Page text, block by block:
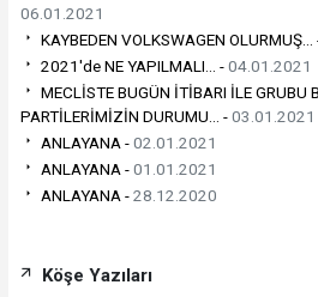
06.01.2021
KAYBEDEN VOLKSWAGEN OLURMUŞ...
2021'de NE YAPILMALI... -04.01.2021
MECLİSTE BUGÜN İTİBARI İLE GRUBU
PARTİLERİMİZİN DURUMU... -03.01.2021
ANLAYANA -02.01.2021
ANLAYANA -01.01.2021
ANLAYANA -28.12.2020
Köşe Yazıları